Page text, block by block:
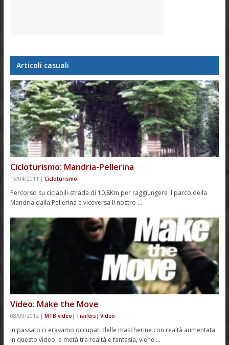
Articoli casuali
Cicloturismo: Mandria-Pellerina
15/04/2011 | Cicloturismo
Percorso su ciclabili-strada di 10,8Km per raggiungere il parco della
Mandria dalla Pellerina e viceversa Il nostro …
Video: Make the Move
08/09/2012 | MTB video | Trailers | Video
In passato ci eravamo occupati delle mascherine con realtà aumentata.
In questo video, a metà tra realtà e fantasia, viene …